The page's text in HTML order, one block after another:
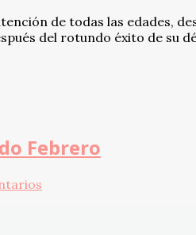
de todas las edades,
del rotundo éxito de su
Febrero